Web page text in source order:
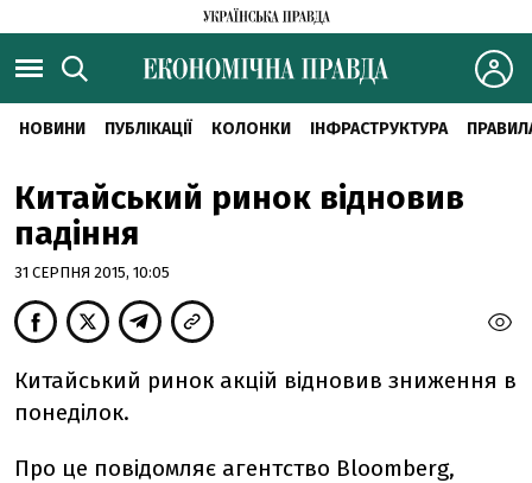
НОВИНИ ПУБЛІКАЦІЇ КОЛОНКИ ІНФРАСТРУКТУРА
Китайський ринок відновив
падіння
31 СЕРПНЯ 2015, 10:05
Китайський ринок акцій відновив зниження в
понеділок.
Про це повідомляє агентство Bloomberg,